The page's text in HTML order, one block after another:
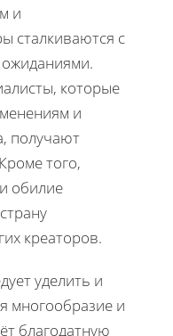
и
сталкиваются с
которые
и
получают
того,
обилие
креаторов.
уделить и
многообразие и
благодатную